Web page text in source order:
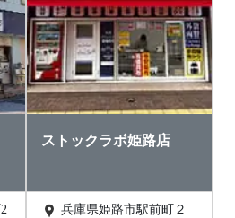
ストックラボ姫路店
兵庫県姫路市駅前町２